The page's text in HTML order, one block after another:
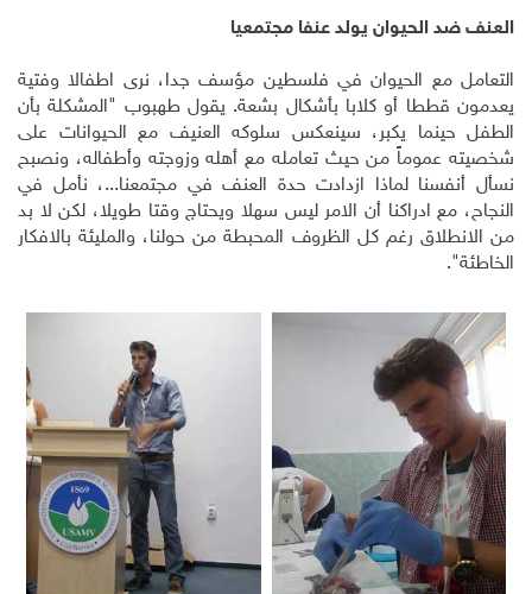
العنف ضد الحيوان يولد عنفا مجتمعيا
التعامل مع الحيوان في فلسطين مؤسف جدا، نرى اطفالا وفتية
يعدمون قططا أو كلابا بأشكال بشعة. يقول طهبوب "المشكلة بأن
الطفل حينما يكبر، سينعكس سلوكه العنيف مع الحيوانات على
شخصيته عموماً من حيث تعامله مع أهله وزوجته وأطفاله، ونصبح
نسأل أنفسنا لماذا ازدادت حدة العنف في مجتمعنا...، نأمل في
النجاح، مع ادراكنا أن الامر ليس سهلا ويحتاج وقتا طويلا، لكن لا بد
من الانطلاق رغم كل الظروف المحبطة من حولنا، والمليئة بالافكار
الخاطئة".